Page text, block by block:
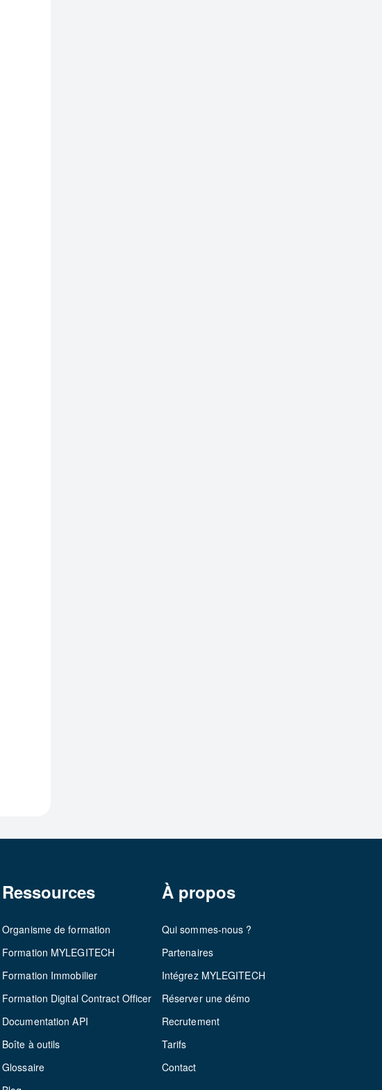
Ressources
Organisme de formation
Formation MYLEGITECH
Formation Immobilier
Formation Digital Contract Officer
Documentation API
Boîte à outils
Glossaire
À propos
Qui sommes-nous ?
Partenaires
Intégrez MYLEGITECH
Réserver une démo
Recrutement
Tarifs
Contact